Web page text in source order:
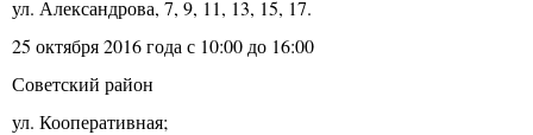
ул. Александрова, 7, 9, 11, 13, 15, 17.
25 октября 2016 года с 10:00 до 16:00
Советский район
ул. Кооперативная;